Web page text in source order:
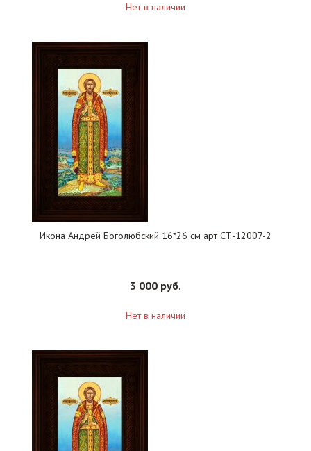
Нет в наличии
Икона Андрей Боголюбский 16*26 см арт СТ-12007-2
3 000 руб.
Нет в наличии